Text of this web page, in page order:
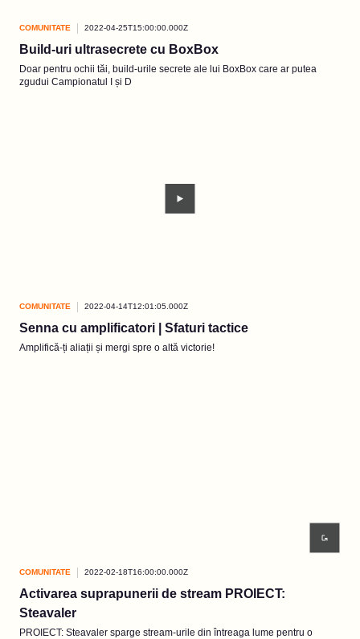
COMUNITATE 2022-04-25T15:00:00.000Z
Build-uri ultrasecrete cu BoxBox
Doar pentru ochii tăi, build-urile secrete ale lui BoxBox care ar putea
zgudui Campionatul I și D
COMUNITATE 2022-04-14T12:01:05.000Z
Senna cu amplificatori | Sfaturi tactice
Amplifică-ți aliații și mergi spre o altă victorie!
COMUNITATE 2022-02-18T16:00:00.000Z
Activarea suprapunerii de stream PROIECT:
Steavaler
PROIECT: Steavaler sparge stream-urile din întreaga lume pentru o